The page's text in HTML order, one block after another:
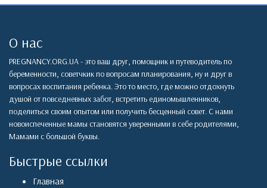
О нас
PREGNANCY.ORG.UA - это ваш друг, помощник и путеводитель по
беременности, советчкик по вопросам планирования, ну и друг в
вопросах воспитания ребенка. Это то место, где можно отдохнуть
душой от повседневных забот, встретить единомышленников,
поделиться своим опытом или получить бесценный совет. С нами
новоиспеченные мамы становятся уверенными в себе родителями,
Мамами с большой буквы.
Быстрые ссылки
Главная